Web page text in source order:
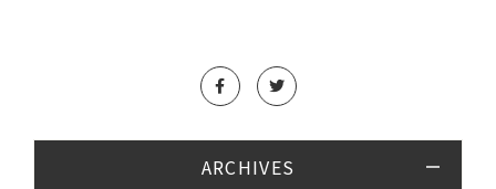
ARCHIVES